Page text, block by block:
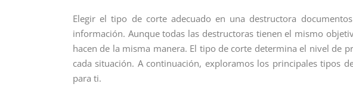
Elegir el tipo de corte adecuado en una destructora
información. Aunque todas las destructoras tienen el mismo
hacen de la misma manera. El tipo de corte determina el nivel de
cada situación. A continuación, exploramos los principales tipos
para ti.